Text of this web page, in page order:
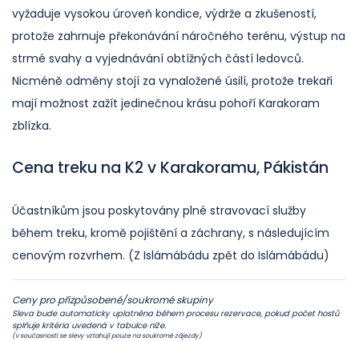
vyžaduje vysokou úroveň kondice, výdrže a zkušeností,
protože zahrnuje překonávání náročného terénu, výstup na
strmé svahy a vyjednávání obtížných částí ledovců.
Nicméně odměny stojí za vynaložené úsilí, protože trekaři
mají možnost zažít jedinečnou krásu pohoří Karakoram
zblízka.
Cena treku na K2 v Karakoramu, Pákistán
Účastníkům jsou poskytovány plné stravovací služby
během treku, kromě pojištění a záchrany, s následujícím
cenovým rozvrhem. (Z Islámábádu zpět do Islámábádu)
Ceny pro přizpůsobené/soukromé skupiny
Sleva bude automaticky uplatněna během procesu rezervace, pokud počet hostů
splňuje kritéria uvedená v tabulce níže.
(v současnosti se slevy vztahují pouze na soukromé zájezdy)